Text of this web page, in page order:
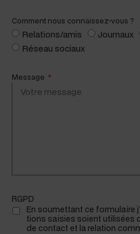
Com­ment nous connaissez-vous ?
Relations/amis Jour­naux
Réseau soci­aux
Message
RGPD
En soumet­tant ce for­mu­laire
tions saisies soient util­isées
de con­tact et la rela­tion